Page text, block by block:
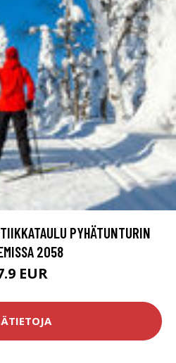
PYHÄTUNTURIN
2058
EUR